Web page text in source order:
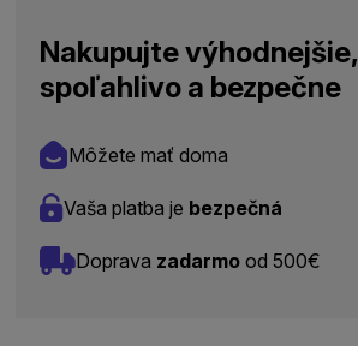
Nakupujte výhodnejšie,
spoľahlivo a bezpečne
Môžete mať doma
Vaša platba je bezpečná
Doprava zadarmo od 500€